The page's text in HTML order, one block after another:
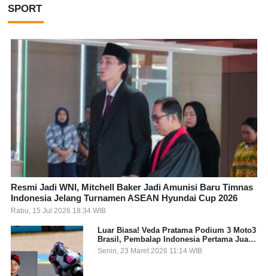
SPORT
Resmi Jadi WNI, Mitchell Baker Jadi Amunisi Baru Timnas
Indonesia Jelang Turnamen ASEAN Hyundai Cup 2026
Rabu, 15 Jul 2026 18:34 WIB
Luar Biasa! Veda Pratama Podium 3 Moto3
Brasil, Pembalap Indonesia Pertama Juara
Grand Prix
Senin, 23 Maret 2026 11:14 WIB